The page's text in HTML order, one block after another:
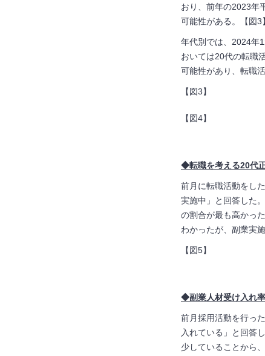
おり、前年の2023年
可能性がある。【図3】
年代別では、 2024年
おいては20代の転職
可能性があり、転職
【図3】
【図4】
◆転職を考える20代
前月に転職活動をし
実施中」と回答した
の割合が最も高かっ
わかったが、副業実
【図5】
◆副業人材受け入れ
前月採用活動を行っ
入れている」と回答
少していることから